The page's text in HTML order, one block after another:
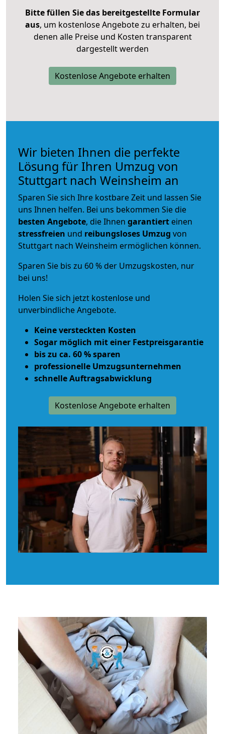
Bitte füllen Sie das bereitgestellte Formular
aus, um kostenlose Angebote zu erhalten, bei
denen alle Preise und Kosten transparent
dargestellt werden
Kostenlose Angebote erhalten
Wir bieten Ihnen die perfekte
Lösung für Ihren Umzug von
Stuttgart nach Weinsheim an
Sparen Sie sich Ihre kostbare Zeit und lassen Sie
uns Ihnen helfen. Bei uns bekommen Sie die
besten Angebote, die Ihnen garantiert einen
stressfreien und reibungsloses Umzug von
Stuttgart nach Weinsheim ermöglichen können.
Sparen Sie bis zu 60 % der Umzugskosten, nur
bei uns!
Holen Sie sich jetzt kostenlose und
unverbindliche Angebote.
Keine versteckten Kosten
Sogar möglich mit einer Festpreisgarantie
bis zu ca. 60 % sparen
professionelle Umzugsunternehmen
schnelle Auftragsabwicklung
Kostenlose Angebote erhalten